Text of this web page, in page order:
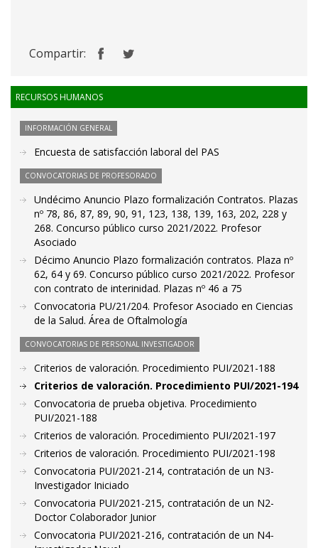
Compartir:
RECURSOS HUMANOS
INFORMACIÓN GENERAL
Encuesta de satisfacción laboral del PAS
CONVOCATORIAS DE PROFESORADO
Undécimo Anuncio Plazo formalización Contratos. Plazas
nº 78, 86, 87, 89, 90, 91, 123, 138, 139, 163, 202, 228 y
268. Concurso público curso 2021/2022. Profesor
Asociado
Décimo Anuncio Plazo formalización contratos. Plaza nº
62, 64 y 69. Concurso público curso 2021/2022. Profesor
con contrato de interinidad. Plazas nº 46 a 75
Convocatoria PU/21/204. Profesor Asociado en Ciencias
de la Salud. Área de Oftalmología
CONVOCATORIAS DE PERSONAL INVESTIGADOR
Criterios de valoración. Procedimiento PUI/2021-188
Criterios de valoración. Procedimiento PUI/2021-194
Convocatoria de prueba objetiva. Procedimiento
PUI/2021-188
Criterios de valoración. Procedimiento PUI/2021-197
Criterios de valoración. Procedimiento PUI/2021-198
Convocatoria PUI/2021-214, contratación de un N3-
Investigador Iniciado
Convocatoria PUI/2021-215, contratación de un N2-
Doctor Colaborador Junior
Convocatoria PUI/2021-216, contratación de un N4-